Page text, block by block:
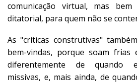
comunicação virtual, mas
ditatorial, para quem não se
As "críticas construtivas"
bem-vindas, porque soam frias
diferentemente de quando
missivas, e, mais ainda, de